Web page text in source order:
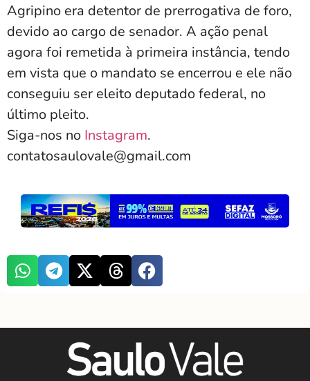
Agripino era detentor de prerrogativa de foro,
devido ao cargo de senador. A ação penal
agora foi remetida à primeira instância, tendo
em vista que o mandato se encerrou e ele não
conseguiu ser eleito deputado federal, no
último pleito.
Siga-nos no Instagram.
contatosaulovale@gmail.com